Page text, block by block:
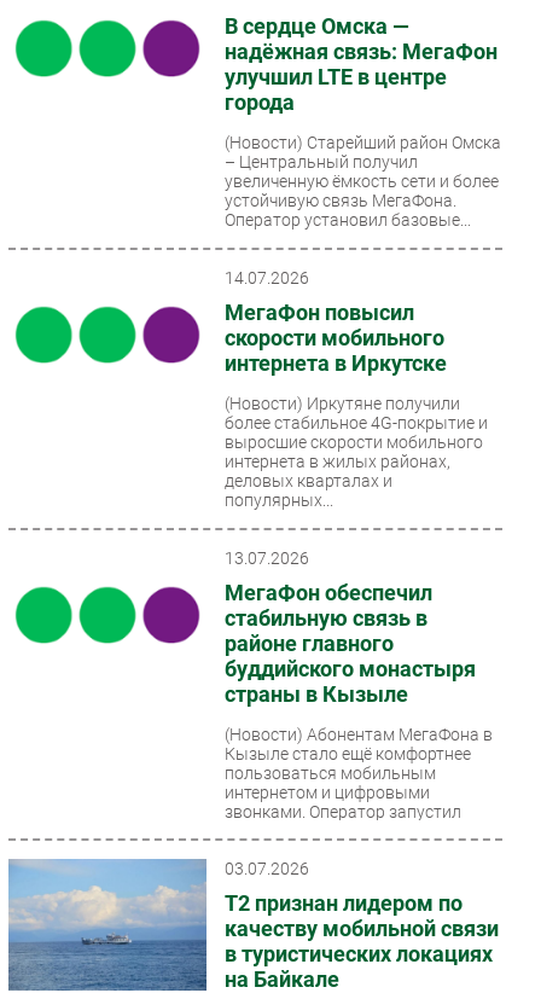
В сердце Омска —
надёжная связь: МегаФон
улучшил LTE в центре
города
(Новости) Старейший район Омска
– Центральный получил
увеличенную ёмкость сети и более
устойчивую связь МегаФона.
Оператор установил базовые...
14.07.2026
МегаФон повысил
скорости мобильного
интернета в Иркутске
(Новости) Иркутяне получили
более стабильное 4G-покрытие и
выросшие скорости мобильного
интернета в жилых районах,
деловых кварталах и
популярных...
13.07.2026
МегаФон обеспечил
стабильную связь в
районе главного
буддийского монастыря
страны в Кызыле
(Новости) Абонентам МегаФона в
Кызыле стало ещё комфортнее
пользоваться мобильным
интернетом и цифровыми
звонками. Оператор запустил
03.07.2026
Т2 признан лидером по
качеству мобильной связи
в туристических локациях
на Байкале